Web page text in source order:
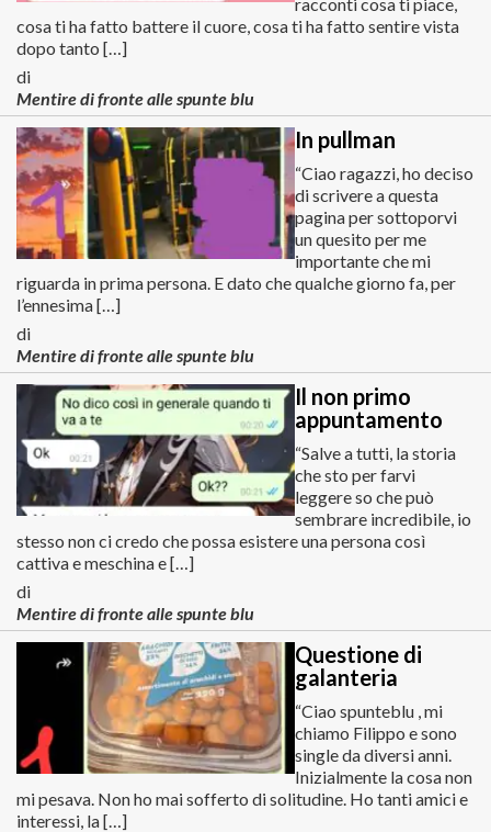
cosa ti ha fatto battere il cuore, cosa ti ha fatto sentire vista
dopo tanto […]
di
Mentire di fronte alle spunte blu
In pullman
“Ciao ragazzi, ho deciso
di scrivere a questa
pagina per sottoporvi
un quesito per me
importante che mi
riguarda in prima persona. E dato che qualche giorno fa, per
l’ennesima […]
di
Mentire di fronte alle spunte blu
Il non primo
appuntamento
“Salve a tutti, la storia
che sto per farvi
leggere so che può
sembrare incredibile, io
stesso non ci credo che possa esistere una persona così
cattiva e meschina e […]
di
Mentire di fronte alle spunte blu
Questione di
galanteria
“Ciao spunteblu , mi
chiamo Filippo e sono
single da diversi anni.
Inizialmente la cosa non
mi pesava. Non ho mai sofferto di solitudine. Ho tanti amici e
interessi, la […]